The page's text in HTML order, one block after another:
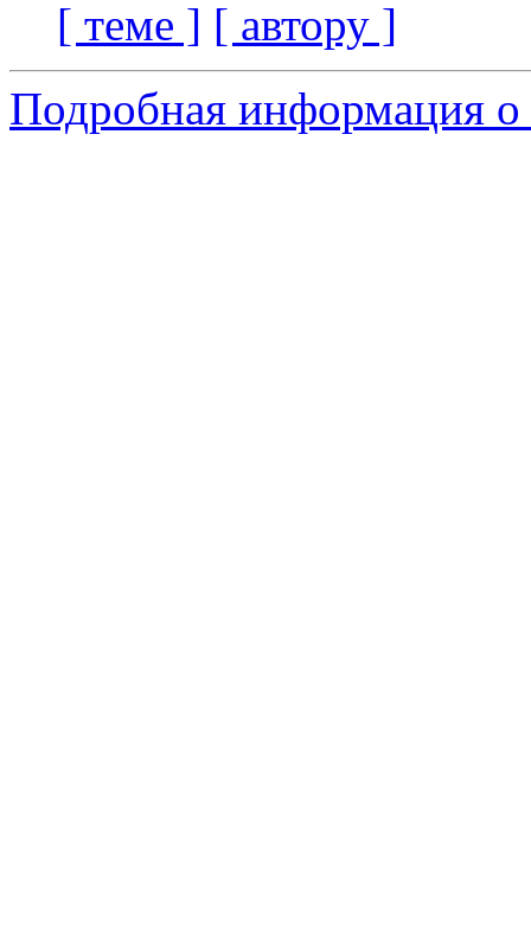
[ теме ] [ автору ]
Подробная информация